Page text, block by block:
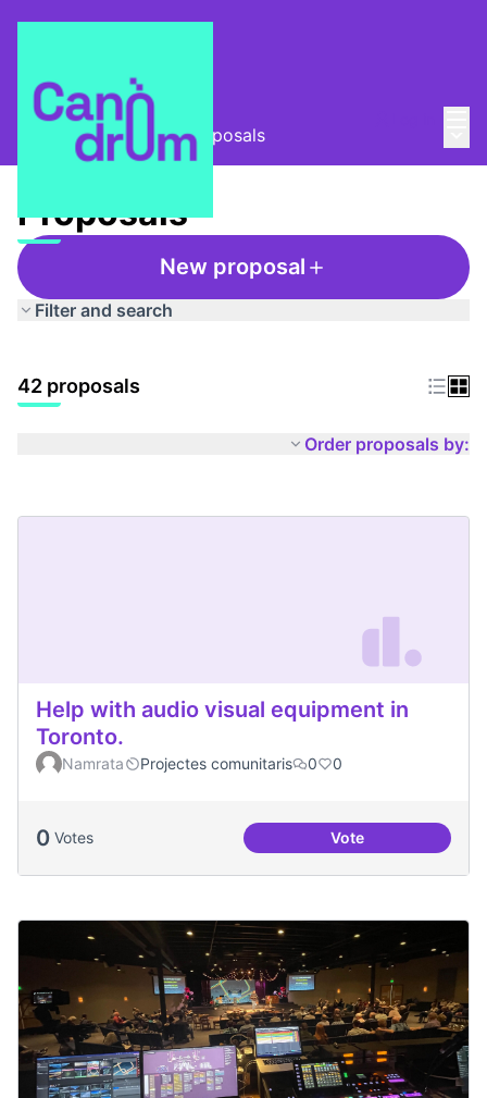
Taula Comunitària / Proposals
Proposals
New proposal
Filter and search
42 proposals
Order proposals by:
Help with audio visual equipment in
Toronto.
Namrata Projectes comunitaris 0 0
0 Votes VoteHelp with audio